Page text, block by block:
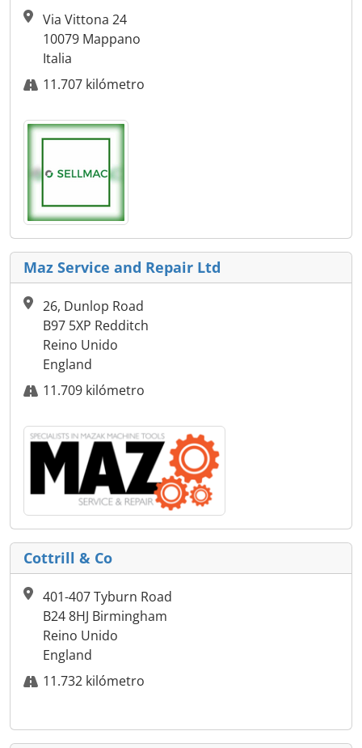
Via Vittona 24
10079 Mappano
Italia
11.707 kilómetro
Maz Service and Repair Ltd
26, Dunlop Road
B97 5XP Redditch
Reino Unido
England
11.709 kilómetro
Cottrill & Co
401-407 Tyburn Road
B24 8HJ Birmingham
Reino Unido
England
11.732 kilómetro